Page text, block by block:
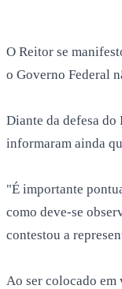
O Reitor se
o Governo Federal
Diante da defesa do
informaram ainda
"É importante
como deve-se
contestou a
Ao ser colocado em